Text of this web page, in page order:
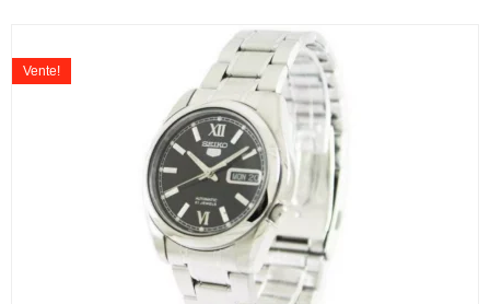
Vente!